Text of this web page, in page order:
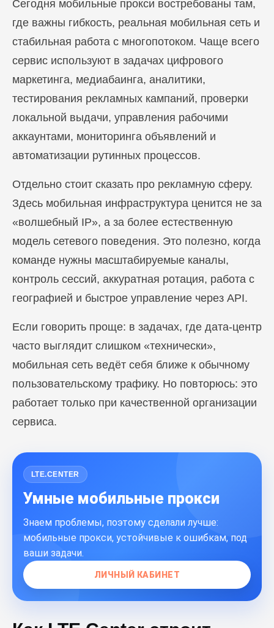
Сегодня мобильные прокси востребованы там,
где важны гибкость, реальная мобильная сеть и
стабильная работа с многопотоком. Чаще всего
сервис используют в задачах цифрового
маркетинга, медиабаинга, аналитики,
тестирования рекламных кампаний, проверки
локальной выдачи, управления рабочими
аккаунтами, мониторинга объявлений и
автоматизации рутинных процессов.
Отдельно стоит сказать про рекламную сферу.
Здесь мобильная инфраструктура ценится не за
«волшебный IP», а за более естественную
модель сетевого поведения. Это полезно, когда
команде нужны масштабируемые каналы,
контроль сессий, аккуратная ротация, работа с
географией и быстрое управление через API.
Если говорить проще: в задачах, где дата-центр
часто выглядит слишком «технически»,
мобильная сеть ведёт себя ближе к обычному
пользовательскому трафику. Но повторюсь: это
работает только при качественной организации
сервиса.
LTE.CENTER
Умные мобильные прокси
Знаем проблемы, поэтому сделали лучше:
мобильные прокси, устойчивые к ошибкам, под
ваши задачи.
ЛИЧНЫЙ КАБИНЕТ